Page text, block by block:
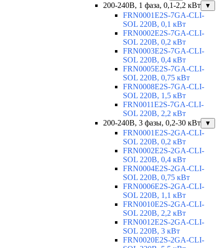
200-240В, 1 фаза, 0,1-2,2 кВт ▼
FRN0001E2S-7GA-CLI-
SOL 220В, 0,1 кВт
FRN0002E2S-7GA-CLI-
SOL 220В, 0,2 кВт
FRN0003E2S-7GA-CLI-
SOL 220В, 0,4 кВт
FRN0005E2S-7GA-CLI-
SOL 220В, 0,75 кВт
FRN0008E2S-7GA-CLI-
SOL 220В, 1,5 кВт
FRN0011E2S-7GA-CLI-
SOL 220В, 2,2 кВт
200-240В, 3 фазы, 0,2-30 кВт
▼
FRN0001E2S-2GA-CLI-
SOL 220В, 0,2 кВт
FRN0002E2S-2GA-CLI-
SOL 220В, 0,4 кВт
FRN0004E2S-2GA-CLI-
SOL 220В, 0,75 кВт
FRN0006E2S-2GA-CLI-
SOL 220В, 1,1 кВт
FRN0010E2S-2GA-CLI-
SOL 220В, 2,2 кВт
FRN0012E2S-2GA-CLI-
SOL 220В, 3 кВт
FRN0020E2S-2GA-CLI-